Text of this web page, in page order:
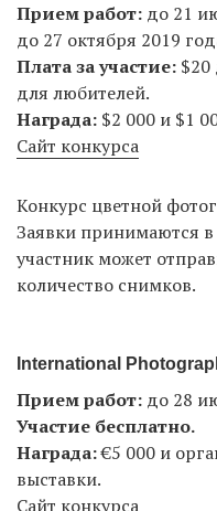
Прием работ: до 21
до 27 октября 2019
Плата за участие: $20
для любителей.
Награда: $2 000 и $1
Сайт конкурса
Конкурс цветной
Заявки принимаются
участник может
количество снимков.
International
Прием работ: до 28
Участие бесплатно.
Награда:€5 000 и
выставки.
Сайт конкурса